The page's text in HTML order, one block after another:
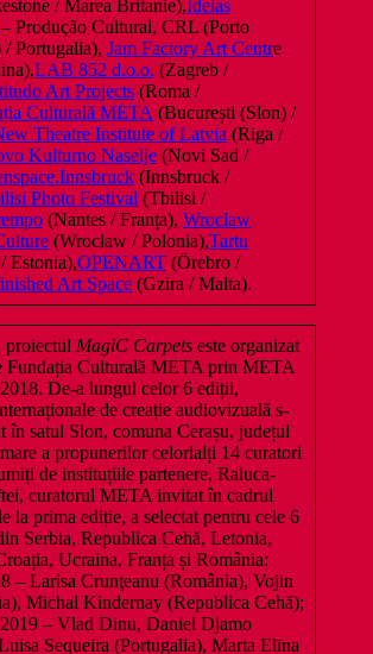
/ Marea Britanie), Ideias
– Produção Cultural, CRL (Porto
/ Portugalia), Jam Factory Art Centre
LAB 852 d.o.o. (Zagreb / ​​
Art Projects (Roma /
Culturală META (București (Slon) /
Theatre Institute of Latvia (Riga /
Kulturno Naselje (Novi Sad /
(Innsbruck /
Photo Festival (Tbilisi /
(Nantes / Franța), Wroclaw
(Wrocław / Polonia),Tartu
Estonia),OPENART (Örebro /
Art Space (Gzira / Malta).
proiectul MagiC Carpets este organizat
Fundația Culturală META prin META
De-a lungul celor 6 ediții,
de creație audiovizuală s-
în satul Slon, comuna Cerașu, județul
a propunerilor celorlalți 14 curatori
de instituțiile partenere, Raluca-
curatorul META invitat în cadrul
la prima ediție, a selectat pentru cele 6
Serbia, Republica Cehă, Letonia,
Ucraina, Franța și România:
– Larisa Crunţeanu (România), Vojin
Michal Kindernay (Republica Cehă);
– Vlad Dinu, Daniel Djamo
Sequeira (Portugalia), Marta Elīna